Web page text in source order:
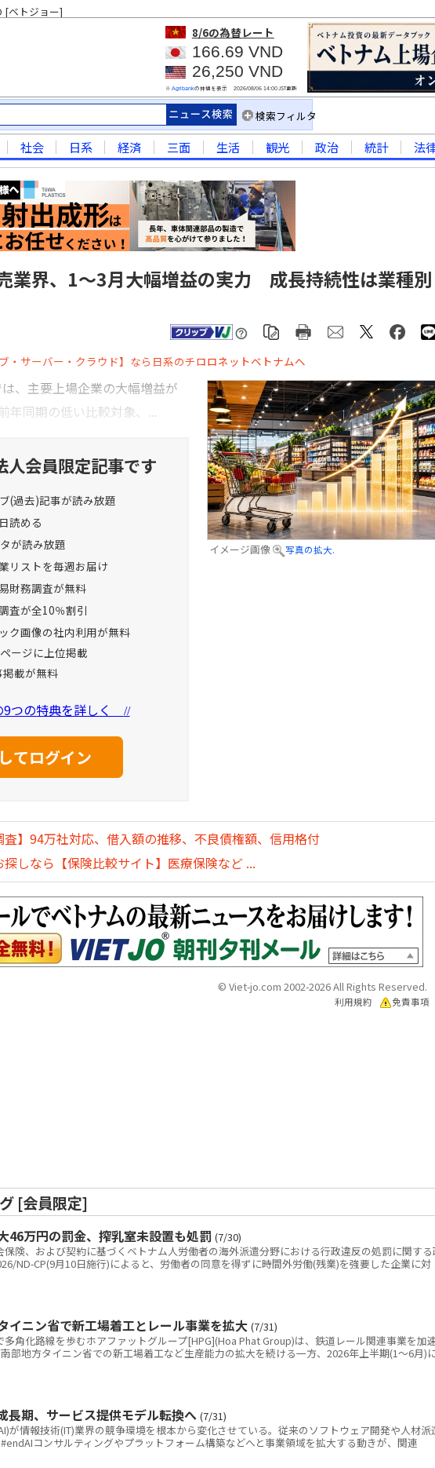
[ベトジョー]
8/6の為替レート
166.69 VND
26,250 VND
※ Agribankの仲値を表示 2026/08/06 14:00JST更新
検索フィルタ
社会 日系 経済 三面 生活 観光 政治 統計 法
売業界、1～3月大幅増益の実力 成長持続性は業種別
・サーバー・クラウド】なら日系のチロロネットベトナムへ
イメージ画像 写真の拡大.
、主要上場企業の大幅増益が
年同期の低い比較対象、...
人会員限定記事です
(過去)記事が読み放題
読める
が読み放題
リストを毎週お届け
財務調査が無料
査が全10％割引
ク画像の社内利用が無料
ージに上位掲載
掲載が無料
つの特典を詳しく //
査】94万社対応、借入額の推移、不良債権額、信用格付
しなら【保険比較サイト】医療保険など ...
© Viet-jo.com 2002-2026 All Rights Reserved.
利用規約 免責事項
[会員限定]
46万円の罰金、搾乳室未設置も処罰 (7/30)
険、および契約に基づくベトナム人労働者の海外派遣分野における行政違反の処罰に関す
ND-CP(9月10日施行)によると、労働者の同意を得ずに時間外労働(残業)を強要した企業に対
イニン省で新工場着工とレール事業を拡大 (7/31)
角化路線を歩むホアファットグループ[HPG](Hoa Phat Group)は、鉄道レール関連事業を加
部地方タイニン省での新工場着工など生産能力の拡大を続ける一方、2026年上半期(1～6月)
長期、サービス提供モデル転換へ (7/31)
が情報技術(IT)業界の競争環境を根本から変化させている。従来のソフトウェア開発や人材派
コンサルティングやプラットフォーム構築などへと事業領域を拡大する動きが、関連